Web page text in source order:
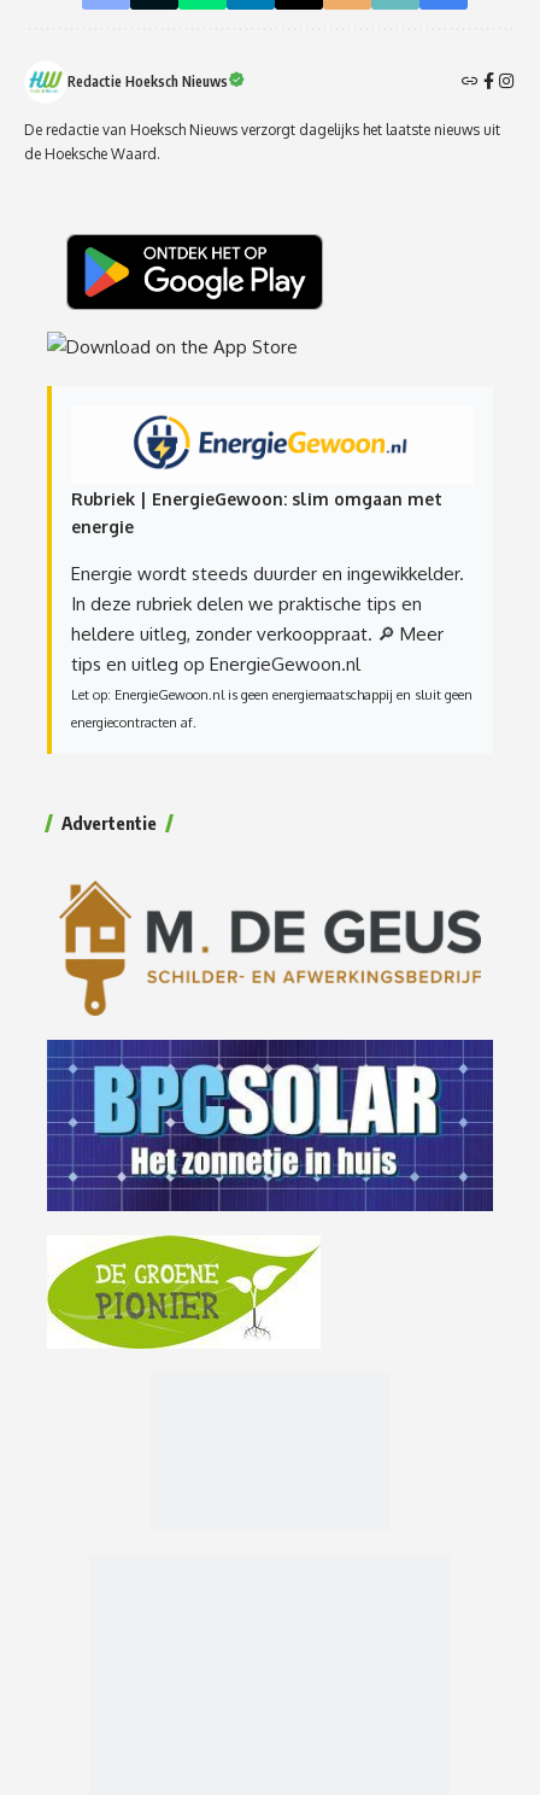
Redactie Hoeksch Nieuws
De redactie van Hoeksch Nieuws verzorgt dagelijks het laatste nieuws uit
de Hoeksche Waard.
Rubriek | EnergieGewoon: slim omgaan met
energie
Energie wordt steeds duurder en ingewikkelder.
In deze rubriek delen we praktische tips en
heldere uitleg, zonder verkooppraat. 🔎 Meer
tips en uitleg op EnergieGewoon.nl
Let op: EnergieGewoon.nl is geen energiemaatschappij en sluit geen
energiecontracten af.
Advertentie